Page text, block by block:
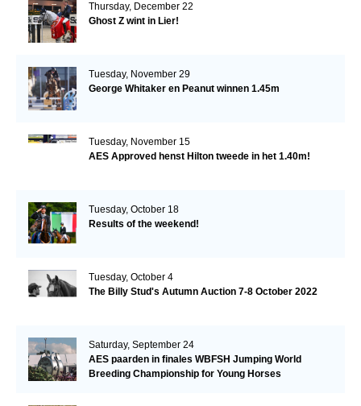
Thursday, December 22
Ghost Z wint in Lier!
Tuesday, November 29
George Whitaker en Peanut winnen 1.45m
Tuesday, November 15
AES Approved henst Hilton tweede in het 1.40m!
Tuesday, October 18
Results of the weekend!
Tuesday, October 4
The Billy Stud's Autumn Auction 7-8 October 2022
Saturday, September 24
AES paarden in finales WBFSH Jumping World
Breeding Championship for Young Horses